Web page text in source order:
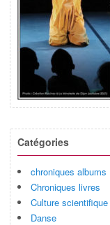
Catégories
chroniques albums
Chroniques livres
Culture scientifique
Danse